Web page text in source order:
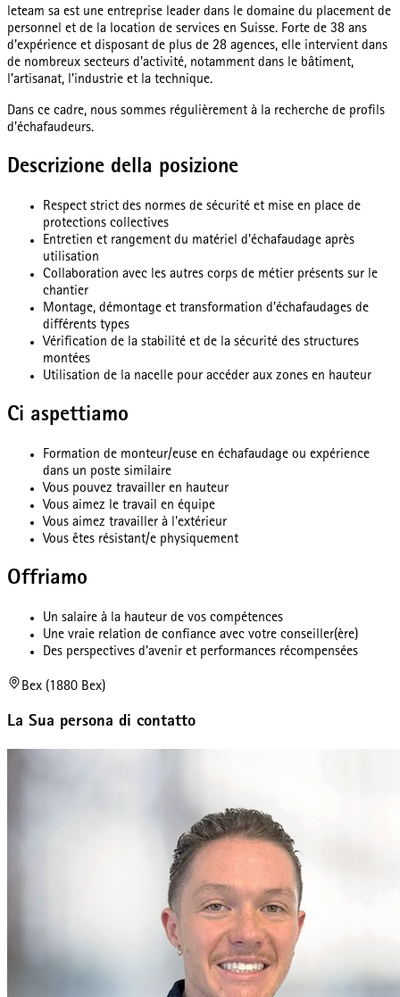
leteam sa est une entreprise leader dans le domaine du placement de
personnel et de la location de services en Suisse. Forte de 38 ans
d’expérience et disposant de plus de 28 agences, elle intervient dans
de nombreux secteurs d’activité, notamment dans le bâtiment,
l’artisanat, l’industrie et la technique.
Dans ce cadre, nous sommes régulièrement à la recherche de profils
d’échafaudeurs.
Descrizione della posizione
Respect strict des normes de sécurité et mise en place de
protections collectives
Entretien et rangement du matériel d’échafaudage après
utilisation
Collaboration avec les autres corps de métier présents sur le
chantier
Montage, démontage et transformation d’échafaudages de
différents types
Vérification de la stabilité et de la sécurité des structures
montées
Utilisation de la nacelle pour accéder aux zones en hauteur
Ci aspettiamo
Formation de monteur/euse en échafaudage ou expérience
dans un poste similaire
Vous pouvez travailler en hauteur
Vous aimez le travail en équipe
Vous aimez travailler à l'extérieur
Vous êtes résistant/e physiquement
Offriamo
Un salaire à la hauteur de vos compétences
Une vraie relation de confiance avec votre conseiller(ère)
Des perspectives d'avenir et performances récompensées
Bex (1880 Bex)
La Sua persona di contatto